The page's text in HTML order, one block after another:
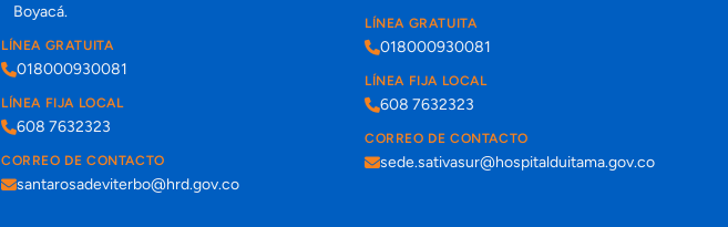
Boyacá.
LÍNEA GRATUITA
018000930081
LÍNEA FIJA LOCAL
608 7632323
CORREO DE CONTACTO
santarosadeviterbo@hrd.gov.co
LÍNEA GRATUITA
018000930081
LÍNEA FIJA LOCAL
608 7632323
CORREO DE CONTACTO
sede.sativasur@hospitalduitama.gov.co